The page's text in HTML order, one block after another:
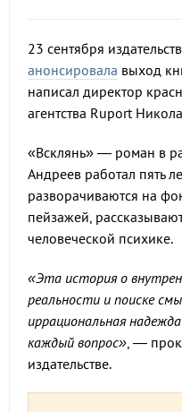
23 сентября
анонсировала выход
написал директор
агентства Ruport
«Всклянь» — роман в
Андреев работал пять
разворачиваются на
пейзажей,
человеческой психике.
«Эта история о
реальности и поиске
иррациональная
каждый вопрос», —
издательстве.